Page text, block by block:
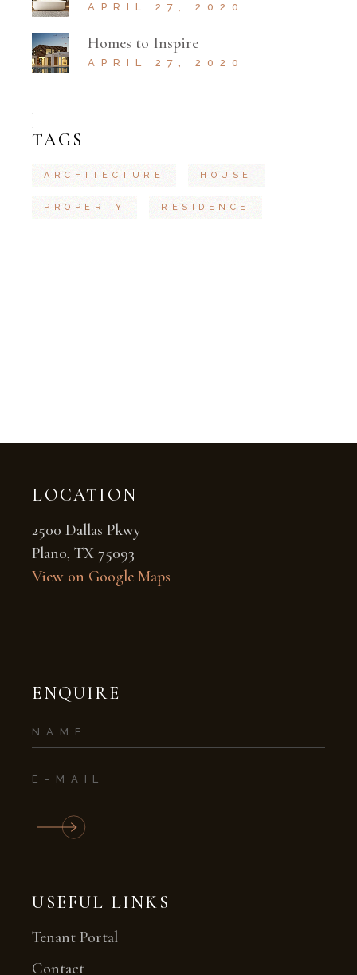
APRIL 27, 2020
Homes to Inspire
APRIL 27, 2020
TAGS
ARCHITECTURE HOUSE
PROPERTY RESIDENCE
LOCATION
2500 Dallas Pkwy
Plano, TX 75093
View on Google Maps
ENQUIRE
USEFUL LINKS
Tenant Portal
Contact